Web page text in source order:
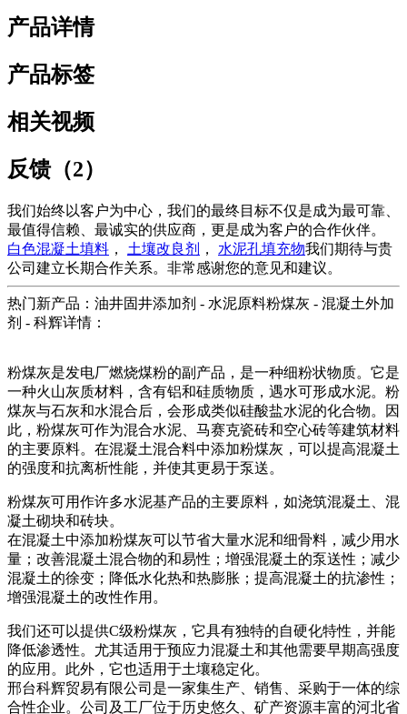
产品详情
产品标签
相关视频
反馈（2）
我们始终以客户为中心，我们的最终目标不仅是成为最可靠、
最值得信赖、最诚实的供应商，更是成为客户的合作伙伴。
白色混凝土填料 ， 土壤改良剂 ， 水泥孔填充物我们期待与贵
公司建立长期合作关系。非常感谢您的意见和建议。
热门新产品：油井固井添加剂 - 水泥原料粉煤灰 - 混凝土外加
剂 - 科辉详情：
粉煤灰是发电厂燃烧煤粉的副产品，是一种细粉状物质。它是
一种火山灰质材料，含有铝和硅质物质，遇水可形成水泥。粉
煤灰与石灰和水混合后，会形成类似硅酸盐水泥的化合物。因
此，粉煤灰可作为混合水泥、马赛克瓷砖和空心砖等建筑材料
的主要原料。在混凝土混合料中添加粉煤灰，可以提高混凝土
的强度和抗离析性能，并使其更易于泵送。
粉煤灰可用作许多水泥基产品的主要原料，如浇筑混凝土、混
凝土砌块和砖块。
在混凝土中添加粉煤灰可以节省大量水泥和细骨料，减少用水
量；改善混凝土混合物的和易性；增强混凝土的泵送性；减少
混凝土的徐变；降低水化热和热膨胀；提高混凝土的抗渗性；
增强混凝土的改性作用。
我们还可以提供C级粉煤灰，它具有独特的自硬化特性，并能
降低渗透性。尤其适用于预应力混凝土和其他需要早期高强度
的应用。此外，它也适用于土壤稳定化。
邢台科辉贸易有限公司是一家集生产、销售、采购于一体的综
合性企业。公司及工厂位于历史悠久、矿产资源丰富的河北省